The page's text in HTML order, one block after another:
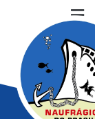
conteúdo